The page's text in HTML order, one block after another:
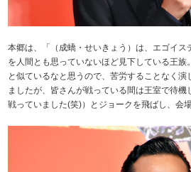
本郷は、「（成蟜・せいきょう）は、エゴイス
を人間とも思っていないほど見下している王
と似ているなと思うので、苦労することなく
ましたが、皆さんが戦っている間は王室で待機
戦っていました(笑)）とジョークを飛ばし、会